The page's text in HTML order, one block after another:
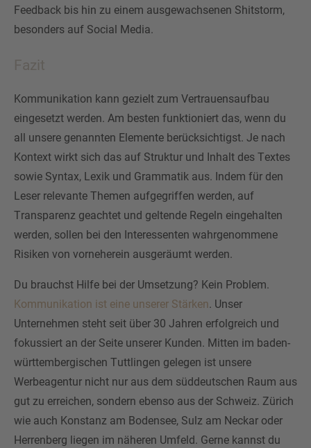
Feedback bis hin zu einem ausgewachsenen Shitstorm,
besonders auf Social Media.
Fazit
Kommunikation kann gezielt zum Vertrauensaufbau
eingesetzt werden. Am besten funktioniert das, wenn du
all unsere genannten Elemente berücksichtigst. Je nach
Kontext wirkt sich das auf Struktur und Inhalt des Textes
sowie Syntax, Lexik und Grammatik aus. Indem für den
Leser relevante Themen aufgegriffen werden, auf
Transparenz geachtet und geltende Regeln eingehalten
werden, sollen bei den Interessenten wahrgenommene
Risiken von vorneherein ausgeräumt werden.
Du brauchst Hilfe bei der Umsetzung? Kein Problem.
Kommunikation ist eine unserer Stärken. Unser
Unternehmen steht seit über 30 Jahren erfolgreich und
fokussiert an der Seite unserer Kunden. Mitten im baden-
württembergischen Tuttlingen gelegen ist unsere
Werbeagentur nicht nur aus dem süddeutschen Raum aus
gut zu erreichen, sondern ebenso aus der Schweiz. Zürich
wie auch Konstanz am Bodensee, Sulz am Neckar oder
Herrenberg liegen im näheren Umfeld. Gerne kannst du